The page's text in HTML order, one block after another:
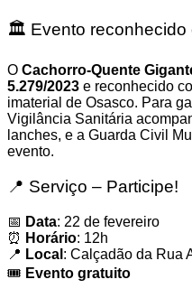
🏛️ Evento reconhecido
O Cachorro-Quente
5.279/2023 e reconhecido
imaterial de Osasco. Para
Vigilância Sanitária
lanches, e a Guarda Civil
evento.
📍 Serviço – Participe!
📅 Data: 22 de fevereiro
⏰ Horário: 12h
📍 Local : Calçadão da Rua
🎟️ Evento gratuito